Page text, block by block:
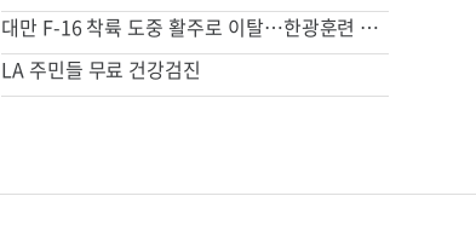
대만 F-16 착륙 도중 활주로 이탈…한광훈련 첫날 사고 잇달아
LA 주민들 무료 건강검진